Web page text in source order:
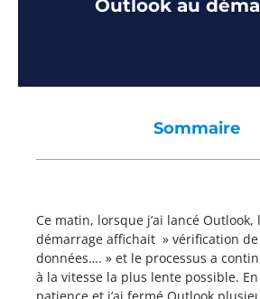
Outlook au
Sommaire
Ce matin, lorsque j’ai lancé Outlook,
démarrage affichait » vérification de
données…. » et le processus a
à la vitesse la plus lente possible.